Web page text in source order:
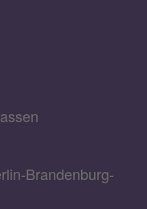
Brandenburg-